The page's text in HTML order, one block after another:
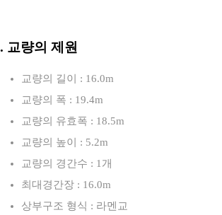
교량의 제원
교량의 길이 : 16.0m
교량의 폭 : 19.4m
교량의 유효폭 : 18.5m
교량의 높이 : 5.2m
교량의 경간수 : 1개
최대경간장 : 16.0m
상부구조 형식 : 라멘교